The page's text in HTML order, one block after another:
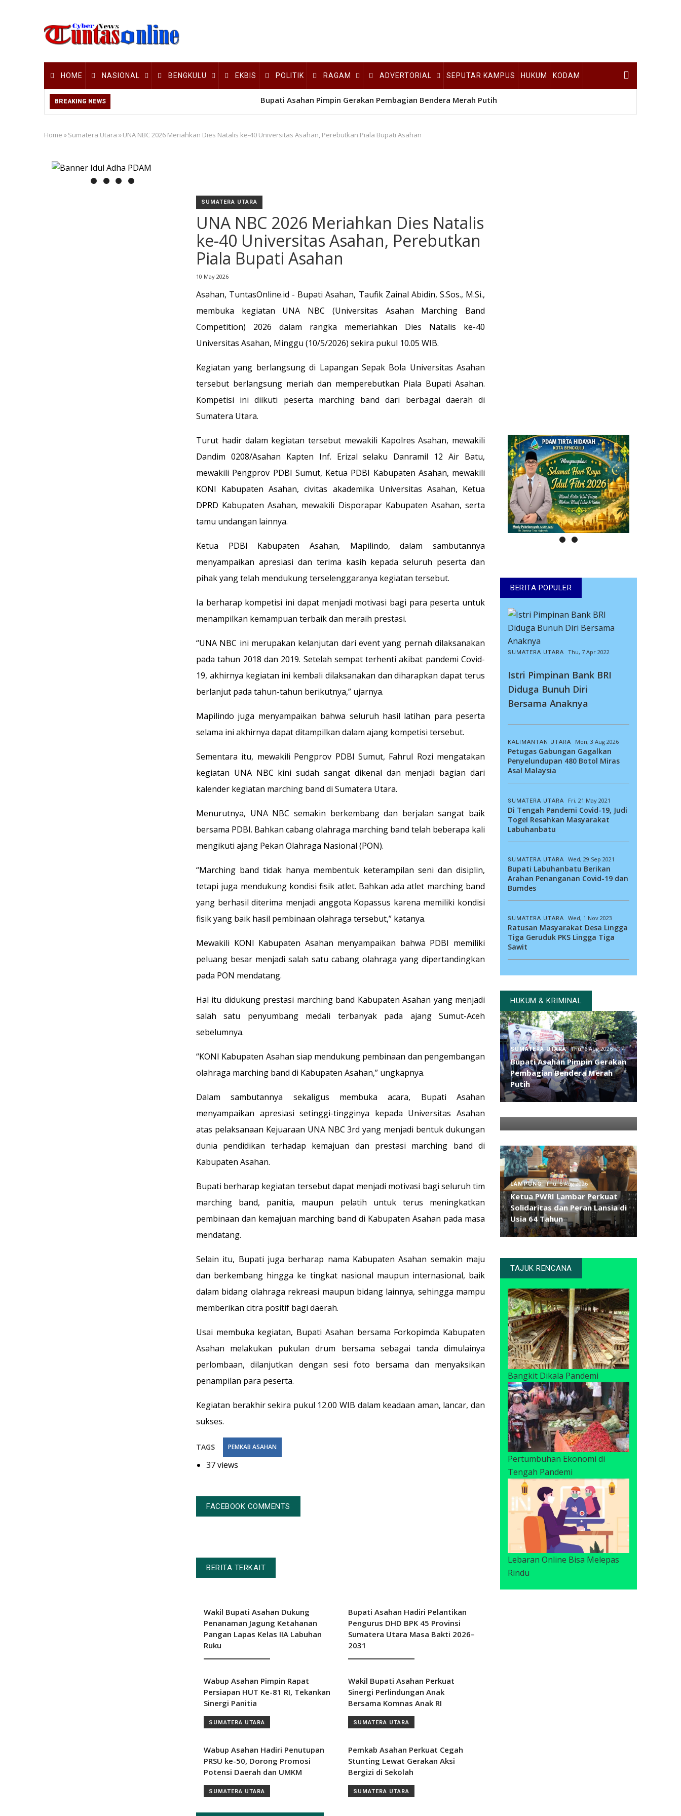
Main
navigation
HOME NASIONAL BENGKULU EKBIS POLITIK RAGAM ADVERTORIAL SEPUTAR KAMPUS HUKUM KODAM
BREAKING NEWS Bupati Asahan Pimpin Gerakan Pembagian Bendera Merah Putih
Breadcrumb
Home »Sumatera Utara »UNA NBC 2026 Meriahkan Dies Natalis ke-40 Universitas Asahan, Perebutkan Piala Bupati Asahan
SUMATERA UTARA
UNA NBC 2026 Meriahkan Dies Natalis
ke-40 Universitas Asahan, Perebutkan
Piala Bupati Asahan
10 May 2026
Asahan, TuntasOnline.id - Bupati Asahan, Taufik Zainal Abidin, S.Sos., M.Si.,
membuka kegiatan UNA NBC (Universitas Asahan Marching Band
Competition) 2026 dalam rangka memeriahkan Dies Natalis ke-40
Universitas Asahan, Minggu (10/5/2026) sekira pukul 10.05 WIB.
Kegiatan yang berlangsung di Lapangan Sepak Bola Universitas Asahan
tersebut berlangsung meriah dan memperebutkan Piala Bupati Asahan.
Kompetisi ini diikuti peserta marching band dari berbagai daerah di
Sumatera Utara.
Turut hadir dalam kegiatan tersebut mewakili Kapolres Asahan, mewakili
Dandim 0208/Asahan Kapten Inf. Erizal selaku Danramil 12 Air Batu,
mewakili Pengprov PDBI Sumut, Ketua PDBI Kabupaten Asahan, mewakili
KONI Kabupaten Asahan, civitas akademika Universitas Asahan, Ketua
DPRD Kabupaten Asahan, mewakili Disporapar Kabupaten Asahan, serta
tamu undangan lainnya.
Ketua PDBI Kabupaten Asahan, Mapilindo, dalam sambutannya
menyampaikan apresiasi dan terima kasih kepada seluruh peserta dan
pihak yang telah mendukung terselenggaranya kegiatan tersebut.
Ia berharap kompetisi ini dapat menjadi motivasi bagi para peserta untuk
menampilkan kemampuan terbaik dan meraih prestasi.
“UNA NBC ini merupakan kelanjutan dari event yang pernah dilaksanakan
pada tahun 2018 dan 2019. Setelah sempat terhenti akibat pandemi Covid-
19, akhirnya kegiatan ini kembali dilaksanakan dan diharapkan dapat terus
berlanjut pada tahun-tahun berikutnya,” ujarnya.
Mapilindo juga menyampaikan bahwa seluruh hasil latihan para peserta
selama ini akhirnya dapat ditampilkan dalam ajang kompetisi tersebut.
Sementara itu, mewakili Pengprov PDBI Sumut, Fahrul Rozi mengatakan
kegiatan UNA NBC kini sudah sangat dikenal dan menjadi bagian dari
kalender kegiatan marching band di Sumatera Utara.
Menurutnya, UNA NBC semakin berkembang dan berjalan sangat baik
bersama PDBI. Bahkan cabang olahraga marching band telah beberapa kali
mengikuti ajang Pekan Olahraga Nasional (PON).
“Marching band tidak hanya membentuk keterampilan seni dan disiplin,
tetapi juga mendukung kondisi fisik atlet. Bahkan ada atlet marching band
yang berhasil diterima menjadi anggota Kopassus karena memiliki kondisi
fisik yang baik hasil pembinaan olahraga tersebut,” katanya.
Mewakili KONI Kabupaten Asahan menyampaikan bahwa PDBI memiliki
peluang besar menjadi salah satu cabang olahraga yang dipertandingkan
pada PON mendatang.
Hal itu didukung prestasi marching band Kabupaten Asahan yang menjadi
salah satu penyumbang medali terbanyak pada ajang Sumut-Aceh
sebelumnya.
“KONI Kabupaten Asahan siap mendukung pembinaan dan pengembangan
olahraga marching band di Kabupaten Asahan,” ungkapnya.
Dalam sambutannya sekaligus membuka acara, Bupati Asahan
menyampaikan apresiasi setinggi-tingginya kepada Universitas Asahan
atas pelaksanaan Kejuaraan UNA NBC 3rd yang menjadi bentuk dukungan
dunia pendidikan terhadap kemajuan dan prestasi marching band di
Kabupaten Asahan.
Bupati berharap kegiatan tersebut dapat menjadi motivasi bagi seluruh tim
marching band, panitia, maupun pelatih untuk terus meningkatkan
pembinaan dan kemajuan marching band di Kabupaten Asahan pada masa
mendatang.
Selain itu, Bupati juga berharap nama Kabupaten Asahan semakin maju
dan berkembang hingga ke tingkat nasional maupun internasional, baik
dalam bidang olahraga rekreasi maupun bidang lainnya, sehingga mampu
memberikan citra positif bagi daerah.
Usai membuka kegiatan, Bupati Asahan bersama Forkopimda Kabupaten
Asahan melakukan pukulan drum bersama sebagai tanda dimulainya
perlombaan, dilanjutkan dengan sesi foto bersama dan menyaksikan
penampilan para peserta.
Kegiatan berakhir sekira pukul 12.00 WIB dalam keadaan aman, lancar, dan
sukses.
TAGS PEMKAB ASAHAN
37 views
FACEBOOK COMMENTS
BERITA TERKAIT
Wakil Bupati Asahan Dukung
Penanaman Jagung Ketahanan
Pangan Lapas Kelas IIA Labuhan
Ruku
Bupati Asahan Hadiri Pelantikan
Pengurus DHD BPK 45 Provinsi
Sumatera Utara Masa Bakti 2026–
2031
Wabup Asahan Pimpin Rapat
Persiapan HUT Ke-81 RI, Tekankan
Sinergi Panitia
SUMATERA UTARA
Wakil Bupati Asahan Perkuat
Sinergi Perlindungan Anak
Bersama Komnas Anak RI
SUMATERA UTARA
Wabup Asahan Hadiri Penutupan
PRSU ke-50, Dorong Promosi
Potensi Daerah dan UMKM
SUMATERA UTARA
Pemkab Asahan Perkuat Cegah
Stunting Lewat Gerakan Aksi
Bergizi di Sekolah
SUMATERA UTARA
BERITA POPULER
SUMATERA UTARA Thu, 7 Apr 2022
Istri Pimpinan Bank BRI
Diduga Bunuh Diri
Bersama Anaknya
KALIMANTAN UTARA Mon, 3 Aug 2026
Petugas Gabungan Gagalkan
Penyelundupan 480 Botol Miras
Asal Malaysia
SUMATERA UTARA Fri, 21 May 2021
Di Tengah Pandemi Covid-19, Judi
Togel Resahkan Masyarakat
Labuhanbatu
SUMATERA UTARA Wed, 29 Sep 2021
Bupati Labuhanbatu Berikan
Arahan Penanganan Covid-19 dan
Bumdes
SUMATERA UTARA Wed, 1 Nov 2023
Ratusan Masyarakat Desa Lingga
Tiga Geruduk PKS Lingga Tiga
Sawit
HUKUM & KRIMINAL
SUMATERA UTARA Thu, 6 Aug 2026
Bupati Asahan Pimpin Gerakan
Pembagian Bendera Merah
Putih
SUMATERA UTARA Thu, 6 Aug 2026
Bupati Karo Dorong Lulusan
Universitas Quality Berastagi
Jadi Generasi Inovatif dan
LAMPUNG Thu, 6 Aug 2026
Ketua PWRI Lambar Perkuat
Solidaritas dan Peran Lansia di
Usia 64 Tahun
TAJUK RENCANA
Bangkit Dikala Pandemi
Pertumbuhan Ekonomi di
Tengah Pandemi
Lebaran Online Bisa Melepas
Rindu